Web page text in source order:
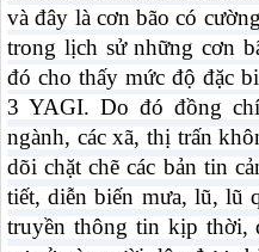
và đây là cơn bão có
trong lịch sử những cơn
đó cho thấy mức độ đặc
3 YAGI. Do đó đồng
ngành, các xã, thị trấn
dõi chặt chẽ các bản tin
tiết, diễn biến mưa, lũ, lũ
truyền thông tin kịp thời,